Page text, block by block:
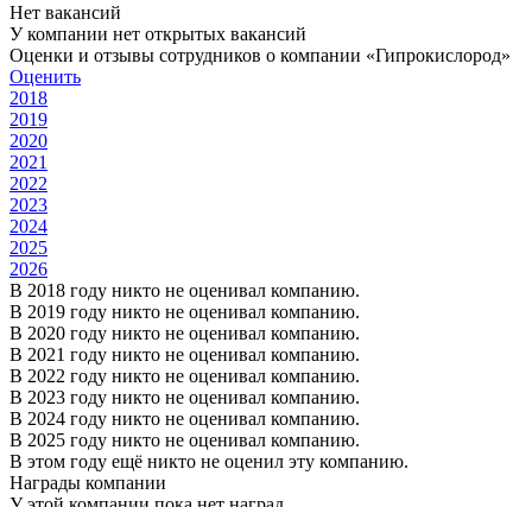
Нет вакансий
У компании нет открытых вакансий
Оценки и отзывы сотрудников о компании «Гипрокислород»
Оценить
2018
2019
2020
2021
2022
2023
2024
2025
2026
В 2018 году никто не оценивал компанию.
В 2019 году никто не оценивал компанию.
В 2020 году никто не оценивал компанию.
В 2021 году никто не оценивал компанию.
В 2022 году никто не оценивал компанию.
В 2023 году никто не оценивал компанию.
В 2024 году никто не оценивал компанию.
В 2025 году никто не оценивал компанию.
В этом году ещё никто не оценил эту компанию.
Награды компании